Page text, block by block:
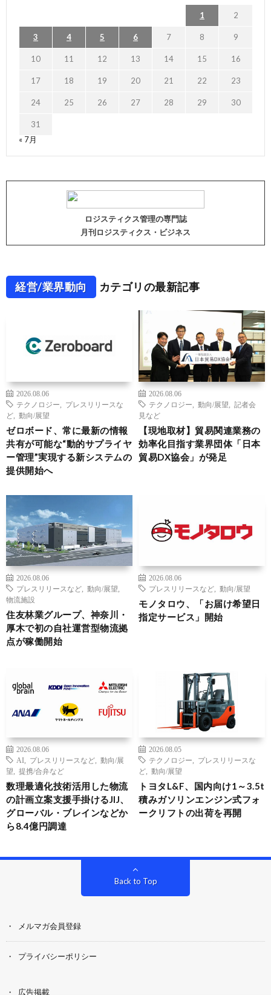
1 2
3 4 5 6 7 8 9
10 11 12 13 14 15 16
17 18 19 20 21 22 23
24 25 26 27 28 29 30
31
« 7月
ロジスティクス管理の専門誌
月刊ロジスティクス・ビジネス
経営/業界動向 カテゴリの最新記事
2026.08.06
テクノロジー
プレスリリースな
ど
動向/展望
ゼロボード、常に最新の情報
共有が可能な“動的サプライヤ
ー管理”実現する新システムの
提供開始へ
2026.08.06
テクノロジー
動向/展望
記者会
見など
【現地取材】貿易関連業務の
効率化目指す業界団体「日本
貿易DX協会」が発足
2026.08.06
プレスリリースなど
動向/展望
物流施設
住友林業グループ、神奈川・
厚木で初の自社運営型物流拠
点が稼働開始
2026.08.06
プレスリリースなど
動向/展望
モノタロウ、「お届け希望日
指定サービス」開始
2026.08.06
AI
プレスリリースなど
動向/展
望
提携/合弁など
数理最適化技術活用した物流
の計画立案支援手掛けるJIJ、
グローバル・ブレインなどか
ら8.4億円調達
2026.08.05
テクノロジー
プレスリリースな
ど
動向/展望
トヨタL&F、国内向け1～3.5t
積みガソリンエンジン式フォ
ークリフトの出荷を再開
Back to Top
メルマガ会員登録
プライバシーポリシー
広告掲載